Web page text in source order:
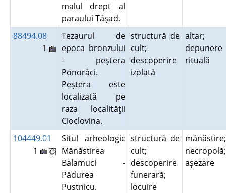
malul drept al
paraului Tăşad.
88494.08
1
Tezaurul de
epoca bronzului
- peştera
Ponorâci.
Peştera este
localizată pe
raza localităţii
Cioclovina.
structură de
cult;
descoperire
izolată
altar;
depunere
rituală
104449.01
1
Situl arheologic
Mănăstirea
Balamuci -
Pădurea
Pustnicu.
structură de
cult;
descoperire
funerară;
locuire
mănăstire;
necropolă;
aşezare